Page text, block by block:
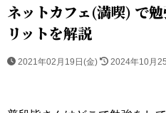
ネットカフェ(満喫) で
リットを解説
2021年02月19日(金) 2024年10月